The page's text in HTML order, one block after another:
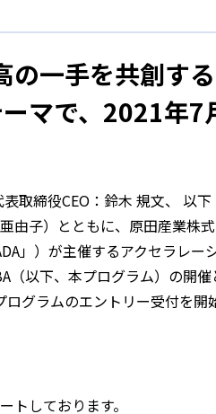
の一手を共創す
マで、2021年7
取締役CEO：鈴木 規文、 以下
由子）とともに、原田産業株
」）が主催するアクセラレー
（以下、本プログラム）の開
グラムのエントリー受付を開
しております。